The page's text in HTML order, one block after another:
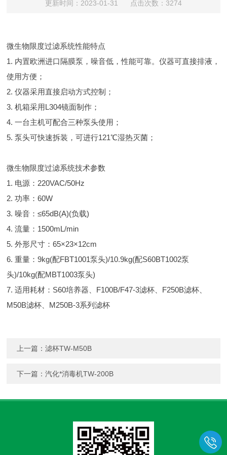
更新时间：2023-01-31 点击次数：3274
微生物限度过滤系统性能特点
1. 内置欧洲进口隔膜泵，噪音低，性能可靠。仪器可直接排液，
使用方便；
2. 仪器采用直接启动方式控制；
3. 机箱采用L304镜面制作；
4. 一台主机可配合三种泵头使用；
5. 泵头可快速拆装，可进行121℃湿热灭菌；
微生物限度过滤系统技术参数
1. 电源：220VAC/50Hz
2. 功率：60W
3. 噪音：≤65dB(A)(负载)
4. 流量：1500mL/min
5. 外形尺寸：65×23×12cm
6. 重量：9kg(配FBT1001泵头)/10.9kg(配S60BT1002泵
头)/10kg(配MBT1003泵头)
7. 适用耗材：S60培养器、F100B/F47-3滤杯、F250B滤杯、
M50B滤杯、M250B-3系列滤杯
上一篇：滤杯TW-M50B
下一篇：汽化*消毒机TW-200B